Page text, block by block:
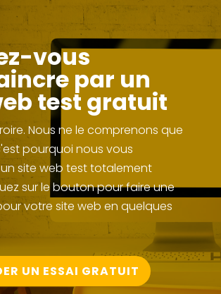
vous
par un
test gratuit
Nous ne le comprenons que
pourquoi nous vous
site web test totalement
sur le bouton pour faire une
votre site web en quelques
UN ESSAI GRATUIT